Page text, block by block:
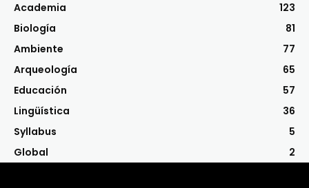
Academia
123
Biología
81
Ambiente
77
Arqueología
65
Educación
57
Lingüística
36
Syllabus
5
Global
2